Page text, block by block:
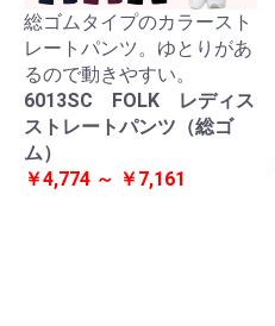
総ゴムタイプのカラースト
レートパンツ。ゆとりがあ
るので動きやすい。
6013SC FOLK レディス
ストレートパンツ（総ゴ
ム）
￥4,774 ～ ￥7,161